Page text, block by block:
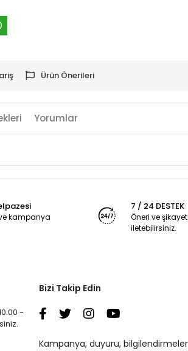
Ürün Önerileri
Yorumlar
kampanya
7 / 24 DESTEK
Öneri ve
iletebilirsiniz.
-
Bizi Takip Edin
Kampanya, duyuru,